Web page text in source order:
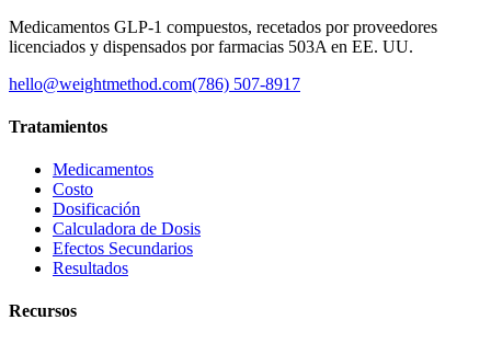
Medicamentos GLP-1 compuestos, recetados por proveedores
licenciados y dispensados por farmacias 503A en EE. UU.
hello@weightmethod.com(786) 507-8917
Tratamientos
Medicamentos
Costo
Dosificación
Calculadora de Dosis
Efectos Secundarios
Resultados
Recursos